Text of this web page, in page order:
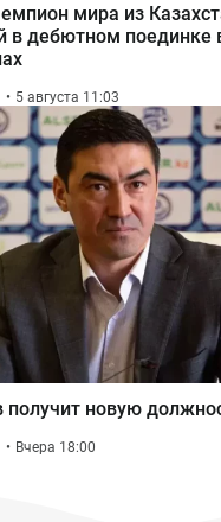
мира из
в дебютном поединке
5 августа 11:03
новую
Вчера 18:00